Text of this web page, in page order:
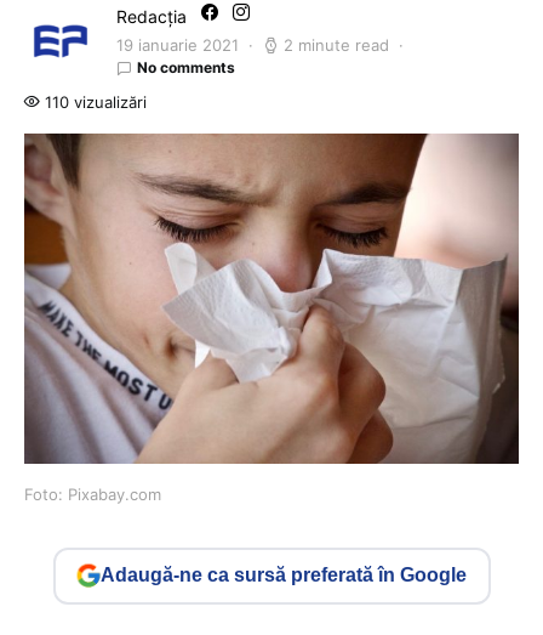
Redacția
19 ianuarie 2021 2 minute read
No comments
110 vizualizări
Foto: Pixabay.com
Adaugă-ne ca sursă preferată în Google